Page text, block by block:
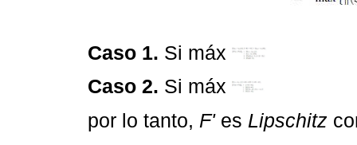
Caso 1. Si máx
Caso 2. Si máx
por lo tanto, F'es Lipschitz